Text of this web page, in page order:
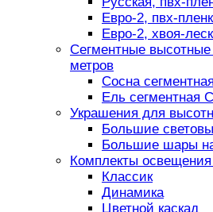
Евро-2, пвх-
Евро-2, хвоя-
Сегментные высотные
метров
Сосна
Ель сегментная
Украшения для
Большие
Большие шары
Комплекты
Классик
Динамика
Цветной каскад